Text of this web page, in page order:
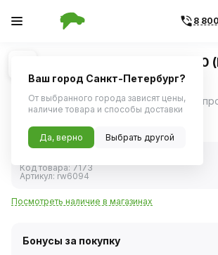
8
1/1
Смазка универсальная RW-40
100мл
Код товара:7173
Артикул: rw6094
Посмотреть наличие в магазинах
Бонусы за покупку
Ваш город Санкт-Петербург?
От выбранного города зависят цены,
наличие товара и способы доставки
Да, верно Выбрать другой